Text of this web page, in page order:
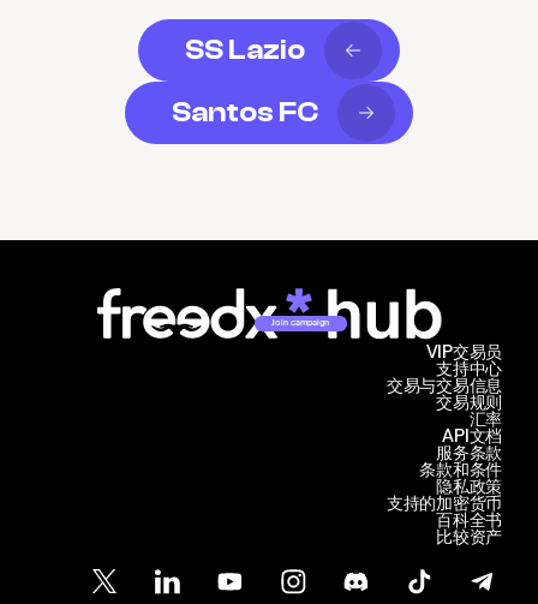
SS Lazio
Santos FC
Join campaign
支持中心
交易与交易信息
VIP交易员
交易规则
汇率
API文档
服务条款
条款和条件
隐私政策
支持的加密货币
百科全书
比较资产